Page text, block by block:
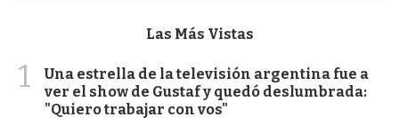
Las Más Vistas
1
Una estrella de la televisión argentina fue a
ver el show de Gustaf y quedó deslumbrada:
"Quiero trabajar con vos"